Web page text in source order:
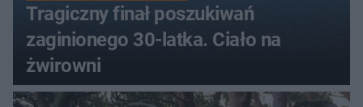
Tragiczny finał poszukiwań
zaginionego 30-latka. Ciało na
żwirowni